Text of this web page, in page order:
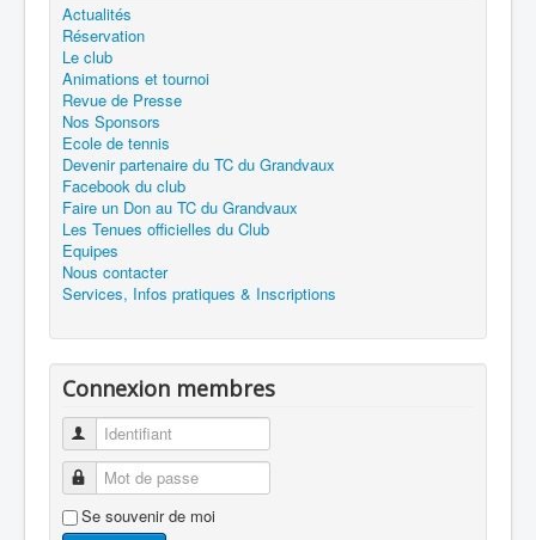
Actualités
Réservation
Le club
Animations et tournoi
Revue de Presse
Nos Sponsors
Ecole de tennis
Devenir partenaire du TC du Grandvaux
Facebook du club
Faire un Don au TC du Grandvaux
Les Tenues officielles du Club
Equipes
Nous contacter
Services, Infos pratiques & Inscriptions
Connexion membres
Identifiant
Mot de passe
Se souvenir de moi